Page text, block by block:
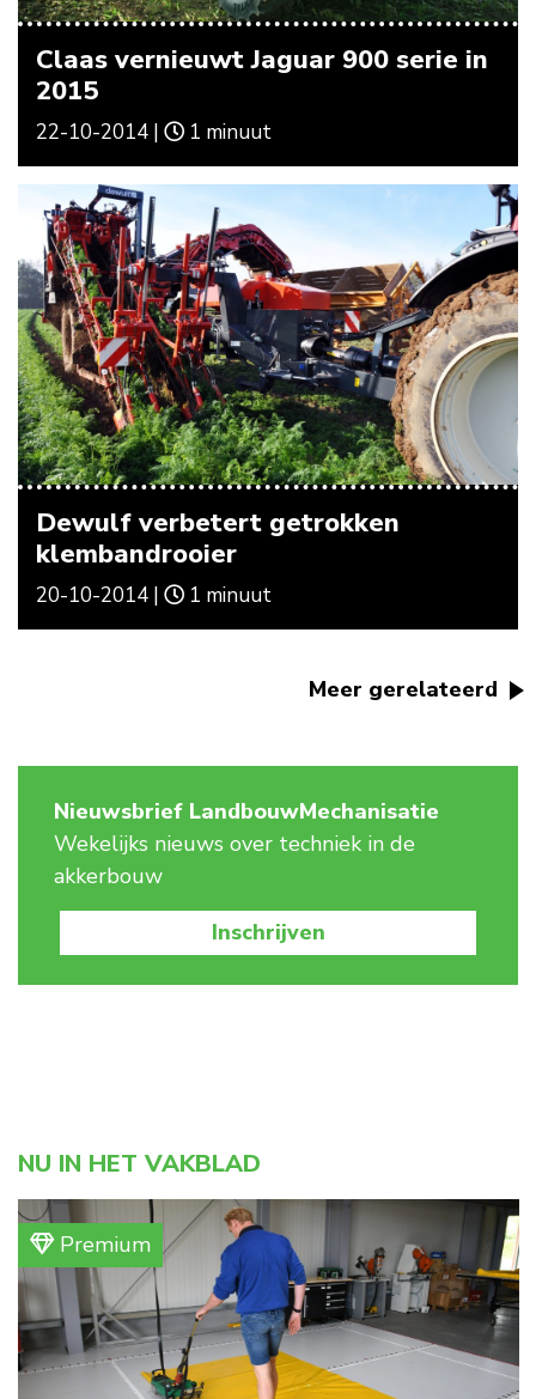
Claas vernieuwt Jaguar 900 serie in
2015
22-10-2014 | 1 minuut
Dewulf verbetert getrokken
klembandrooier
20-10-2014 | 1 minuut
Meer gerelateerd
Nieuwsbrief LandbouwMechanisatie
Wekelijks nieuws over techniek in de
akkerbouw
Inschrijven
NU IN HET VAKBLAD
Premium